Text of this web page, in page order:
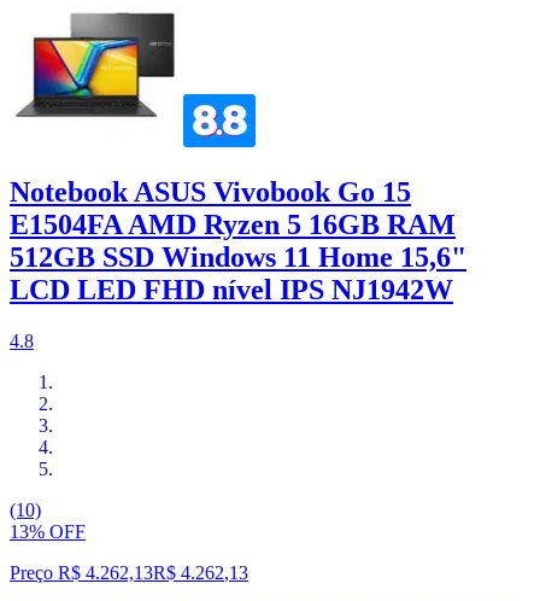
Notebook ASUS Vivobook Go 15
E1504FA AMD Ryzen 5 16GB RAM
512GB SSD Windows 11 Home 15,6"
LCD LED FHD nível IPS NJ1942W
4.8
(10)
13% OFF
Preço R$ 4.262,13R$ 4.262,13